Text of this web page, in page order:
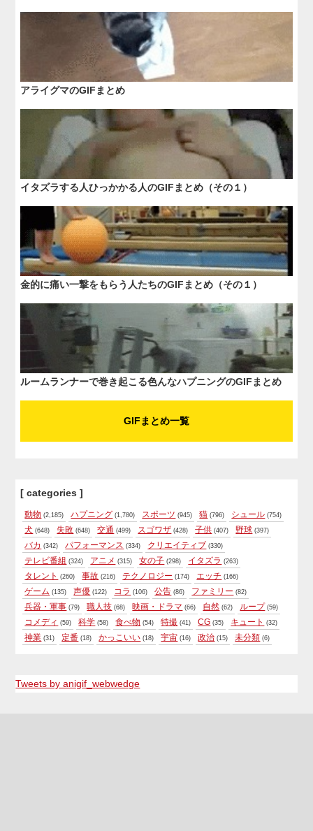
アライグマのGIFまとめ
イタズラする人ひっかかる人のGIFまとめ（その１）
金的に痛い一撃をもらう人たちのGIFまとめ（その１）
ルームランナーで巻き起こる色んなハプニングのGIFまとめ
GIFまとめ一覧
[ categories ]
動物 (2,185) ハプニング (1,780) スポーツ (945) 猫 (796) シュール (754)
犬 (648) 失敗 (648) 交通 (499) スゴワザ (428) 子供 (407) 野球 (397)
バカ (342) パフォーマンス (334) クリエイティブ (330)
テレビ番組 (324) アニメ (315) 女の子 (298) イタズラ (263)
タレント (260) 事故 (216) テクノロジー (174) エッチ (166)
ゲーム (135) 声優 (122) コラ (106) 公告 (86) ファミリー (82)
兵器・軍事 (79) 職人技 (68) 映画・ドラマ (66) 自然 (62) ループ (59)
コメディ (59) 科学 (58) 食べ物 (54) 特撮 (41) CG (35) キュート (32)
神業 (31) 定番 (18) かっこいい (18) 宇宙 (16) 政治 (15) 未分類 (6)
Tweets by anigif_webwedge